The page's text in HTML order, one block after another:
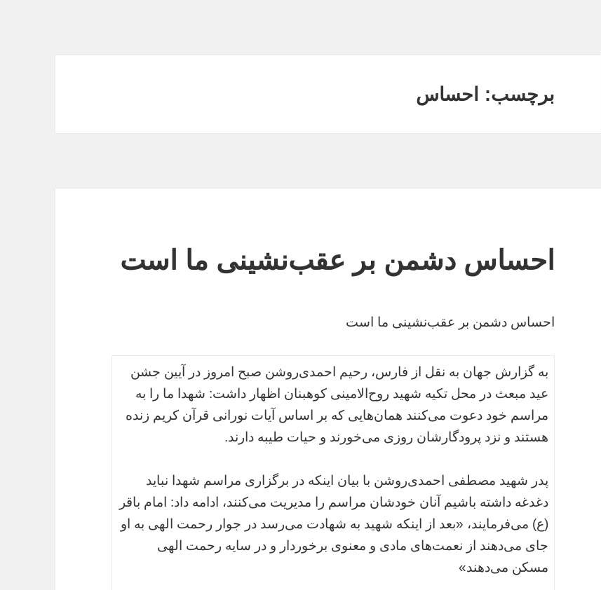
برچسب: احساس
احساس دشمن بر عقب‌نشینی ما است
احساس دشمن بر عقب‌نشینی ما است
به گزارش جهان به نقل از فارس، رحیم احمدی‌روشن صبح امروز در آیین جشن
عید مبعث در محل تکیه شهید روح‌الامینی کوهبنان اظهار داشت: شهدا ما را به
مراسم خود دعوت می‌کنند همان‌هایی که بر اساس آیات نورانی قرآن کریم زنده
هستند و نزد پرودگارشان روزی می‌خورند و حیات طیبه دارند.
پدر شهید مصطفی احمدی‌روشن با بیان اینکه در برگزاری مراسم شهدا نباید
دغدغه داشته باشیم آنان خودشان مراسم را مدیریت می‌کنند، ادامه داد: امام باقر
(ع) می‌فرمایند، «بعد از اینکه شهید به شهادت می‌رسد در جوار رحمت الهی به او
جای می‌دهند از نعمت‌های مادی و معنوی برخوردار و در سایه رحمت الهی
مسکن می‌دهند»